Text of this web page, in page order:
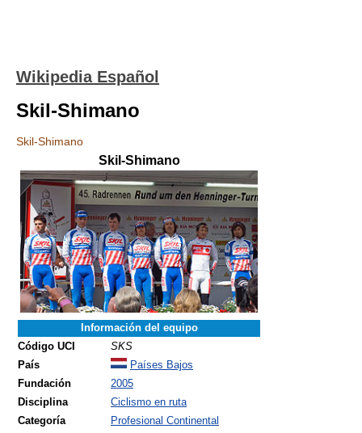
Wikipedia Español
Skil-Shimano
Skil-Shimano
Skil-Shimano
Información del equipo
Código UCI
SKS
País
Países Bajos
Fundación
2005
Disciplina
Ciclismo en ruta
Categoría
Profesional Continental